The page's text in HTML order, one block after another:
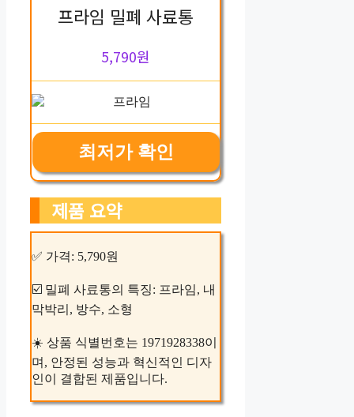
프라임 밀폐 사료통
5,790원
최저가 확인
제품 요약
✅ 가격: 5,790원
☑️ 밀폐 사료통의 특징: 프라임, 내
막박리, 방수, 소형
☀️ 상품 식별번호는 1971928338이
며, 안정된 성능과 혁신적인 디자
인이 결합된 제품입니다.